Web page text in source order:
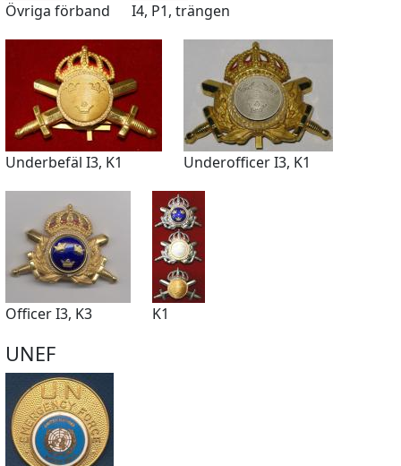
Övriga förband I4, P1, trängen
Underbefäl I3, K1 Underofficer I3, K1
Officer I3, K3 K1
UNEF